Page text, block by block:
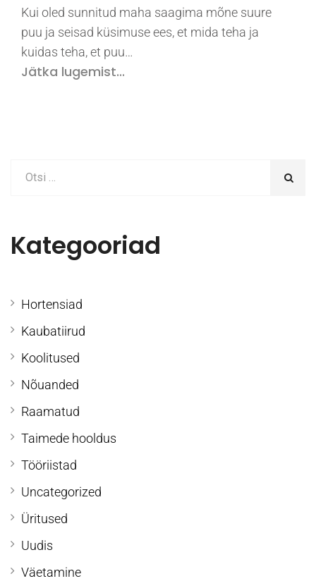
Kui oled sunnitud maha saagima mõne suure
puu ja seisad küsimuse ees, et mida teha ja
kuidas teha, et puu…
Jätka lugemist...
Kategooriad
Hortensiad
Kaubatiirud
Koolitused
Nõuanded
Raamatud
Taimede hooldus
Tööriistad
Uncategorized
Üritused
Uudis
Väetamine